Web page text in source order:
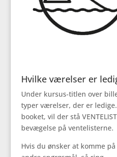
Hvilke værelser er
Under kursus-titlen over
typer værelser, der er
booket, vil der stå
bevægelse på ventelisterne.
Hvis du ønsker at komme